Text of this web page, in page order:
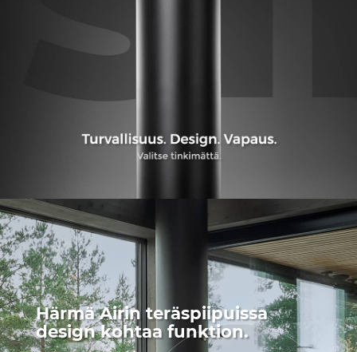
Härmä Airin teräspiipuissa
design kohtaa funktion.